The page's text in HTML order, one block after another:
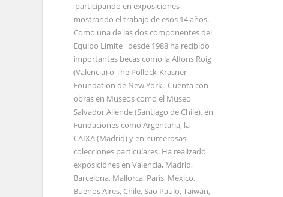
participando en exposiciones
mostrando el trabajo de esos 14 años.
Como una de las dos componentes del
Equipo Límite desde 1988 ha recibido
importantes becas como la Alfons Roig
(Valencia) o The Pollock-Krasner
Foundation de New York. Cuenta con
obras en Museos como el Museo
Salvador Allende (Santiago de Chile), en
Fundaciones como Argentaria, la
CAIXA (Madrid) y en numerosas
colecciones particulares. Ha realizado
exposiciones en Valencia, Madrid,
Barcelona, Mallorca, París, México,
Buenos Aires, Chile, Sao Paulo, Taiwán,